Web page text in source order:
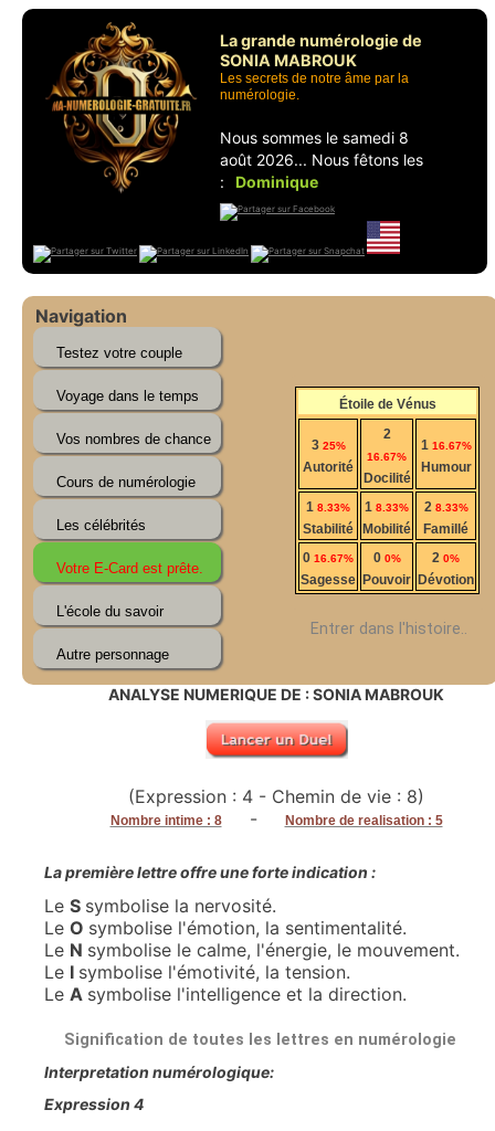
La grande numérologie de
SONIA MABROUK
Les secrets de notre âme par la
numérologie.
Nous sommes le samedi 8
août 2026... Nous fêtons les
:
Dominique
Navigation
Étoile de Vénus
325%
Autorité
2
16.67%
Docilité
1 16.67%
Humour
1 8.33%
Stabilité
1 8.33%
Mobilité
2 8.33%
Famillé
0 16.67%
Sagesse
00%
Pouvoir
2 0%
Dévotion
Entrer dans l'histoire..
ANALYSE NUMERIQUE DE : SONIA MABROUK
(Expression : 4 - Chemin de vie : 8)
Nombre intime : 8 - Nombre de realisation : 5
La première lettre offre une forte indication :
Le S symbolise la nervosité.
Le O symbolise l'émotion, la sentimentalité.
Le N symbolise le calme, l'énergie, le mouvement.
Le I symbolise l'émotivité, la tension.
Le A symbolise l'intelligence et la direction.
Signification de toutes les lettres en numérologie
Interpretation numérologique:
Expression 4